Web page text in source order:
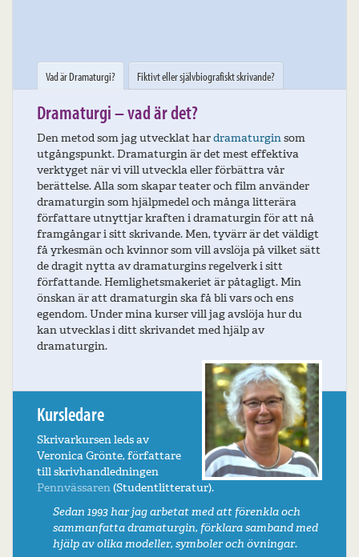
Vad är Dramaturgi? Fiktivt eller självbiografiskt skrivande?
Dramaturgi – vad är det?
Den metod som jag utvecklat hardramaturginsom
utgångspunkt. Dramaturgin är det mest effektiva
verktyget när vi vill utveckla eller förbättra vår
berättelse. Alla som skapar teater och film använder
dramaturgin som hjälpmedel och många litterära
författare utnyttjar kraften i dramaturgin för att nå
framgångar i sitt skrivande. Men, tyvärr är det väldigt
få yrkesmän och kvinnor som vill avslöja på vilket sätt
de dragit nytta av dramaturgins regelverk i sitt
författande. Hemlighetsmakeriet är påtagligt. Min
önskan är att dramaturgin ska få bli vars och ens
egendom. Under mina kurser vill jag avslöja hur du
kan utvecklas i ditt skrivandet med hjälp av
dramaturgin.
Kursledare
Skrivarkursen leds av
Veronica Grönte, författare
till skrivhandledningen
Pennvässaren(Studentlitteratur).
Sedan 1993 har jag arbetat med att förenkla och
sammanfatta dramaturgin, förklara samband med
hjälp av olika modeller, symboler och övningar.